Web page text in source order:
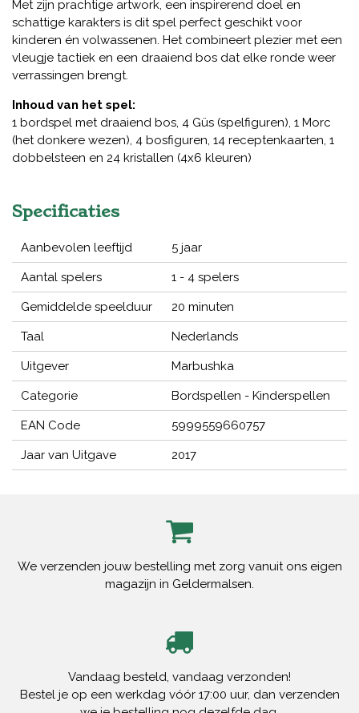
Met zijn prachtige artwork, een inspirerend doel en
schattige karakters is dit spel perfect geschikt voor
kinderen én volwassenen. Het combineert plezier met een
vleugje tactiek en een draaiend bos dat elke ronde weer
verrassingen brengt.
Inhoud van het spel:
1 bordspel met draaiend bos, 4 Güs (spelfiguren), 1 Morc
(het donkere wezen), 4 bosfiguren, 14 receptenkaarten, 1
dobbelsteen en 24 kristallen (4x6 kleuren)
Specificaties
Aanbevolen leeftijd 5 jaar
Aantal spelers 1 - 4 spelers
Gemiddelde speelduur 20 minuten
Taal Nederlands
Uitgever Marbushka
Categorie Bordspellen - Kinderspellen
EAN Code 5999559660757
Jaar van Uitgave 2017
We verzenden jouw bestelling met zorg vanuit ons eigen
magazijn in Geldermalsen.
Vandaag besteld, vandaag verzonden!
Bestel je op een werkdag vóór 17:00 uur, dan verzenden